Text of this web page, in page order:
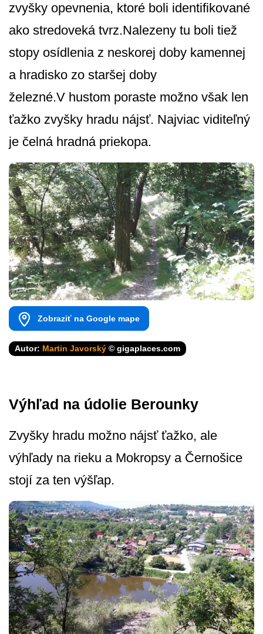
zvyšky opevnenia, ktoré boli identifikované
ako stredoveká tvrz.Nalezeny tu boli tiež
stopy osídlenia z neskorej doby kamennej
a hradisko zo staršej doby
železné.V hustom poraste možno však len
ťažko zvyšky hradu nájsť. Najviac viditeľný
je čelná hradná priekopa.
Zobraziť na Google mape
Autor: Martin Javorský © gigaplaces.com
Výhľad na údolie Berounky
Zvyšky hradu možno nájsť ťažko, ale
výhľady na rieku a Mokropsy a Černošice
stojí za ten výšľap.